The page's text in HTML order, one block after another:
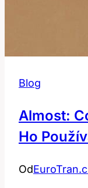
Blog
Almost:
Ho
Od